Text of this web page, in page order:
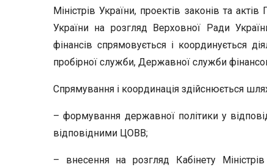
Міністрів України, проектів законів та
України на розгляд Верховної Ради
фінансів спрямовується і координується
пробірної служби, Державної служби
Спрямування і координація здійснюється
– формування державної політики у
відповідними ЦОВВ;
– внесення на розгляд Кабінету